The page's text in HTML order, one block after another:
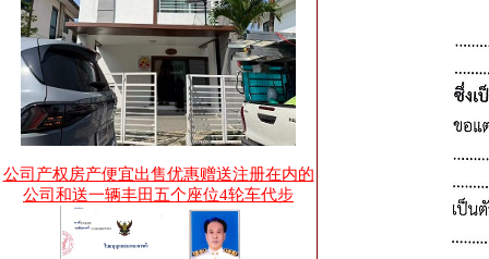
公司产权房产便宜出售优惠赠送注册在内的
公司和送一辆丰田五个座位4轮车代步